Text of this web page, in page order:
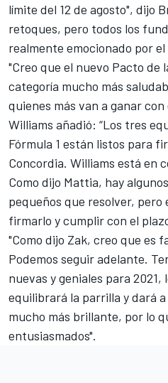
límite del 12 de agosto", dijo
retoques, pero todos los
realmente emocionado por
"Creo que el nuevo Pacto de
categoría mucho más
quienes más van a ganar
Williams añadió: “Los tres
Fórmula 1 están listos para
Concordia. Williams está en
Como dijo Mattia, hay
pequeños que resolver, pero
firmarlo y cumplir con el
"Como dijo Zak, creo que es
Podemos seguir adelante.
nuevas y geniales para
equilibrará la parrilla y dará
mucho más brillante, por lo
entusiasmados".